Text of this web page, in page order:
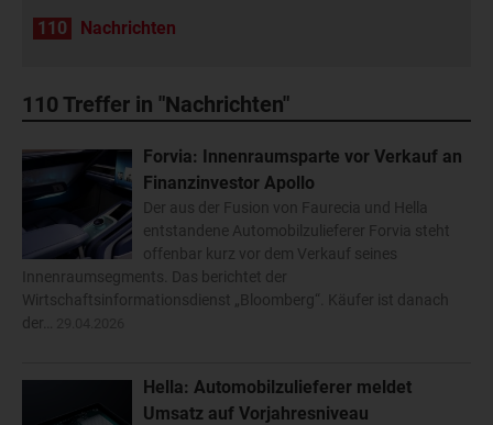
110 Nachrichten
110 Treffer in "Nachrichten"
Forvia: Innenraumsparte vor Verkauf an
Finanzinvestor Apollo
Der aus der Fusion von Faurecia und Hella
entstandene Automobilzulieferer Forvia steht
offenbar kurz vor dem Verkauf seines
Innenraumsegments. Das berichtet der
Wirtschaftsinformationsdienst „Bloomberg“. Käufer ist danach
der…
Hella: Automobilzulieferer meldet
Umsatz auf Vorjahresniveau